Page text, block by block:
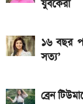
ও 4G যুবকেরা
১৬ বছর
সত্য’
ব্রেন